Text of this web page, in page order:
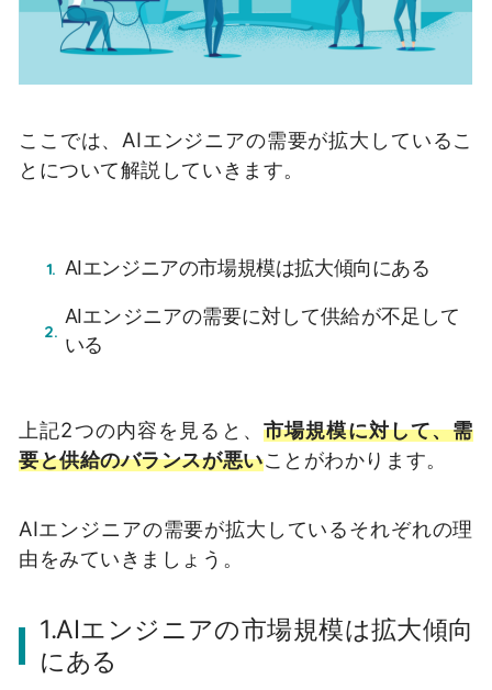
ここでは、AIエンジニアの需要が拡大しているこ
とについて解説していきます。
AIエンジニアの市場規模は拡大傾向にある
AIエンジニアの需要に対して供給が不足して
いる
上記2つの内容を見ると、 市場規模に対して、需
要と供給のバランスが悪いことがわかります。
AIエンジニアの需要が拡大しているそれぞれの理
由をみていきましょう。
1.AIエンジニアの市場規模は拡大傾向
にある